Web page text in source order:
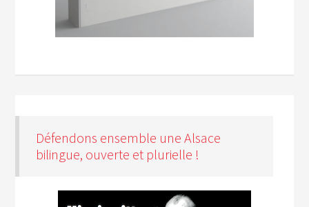
Défendons ensemble une Alsace
bilingue, ouverte et plurielle !